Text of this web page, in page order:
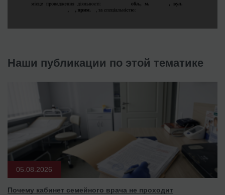
Наши публикации по этой тематике
05.08.2026
Почему кабинет семейного врача не проходит